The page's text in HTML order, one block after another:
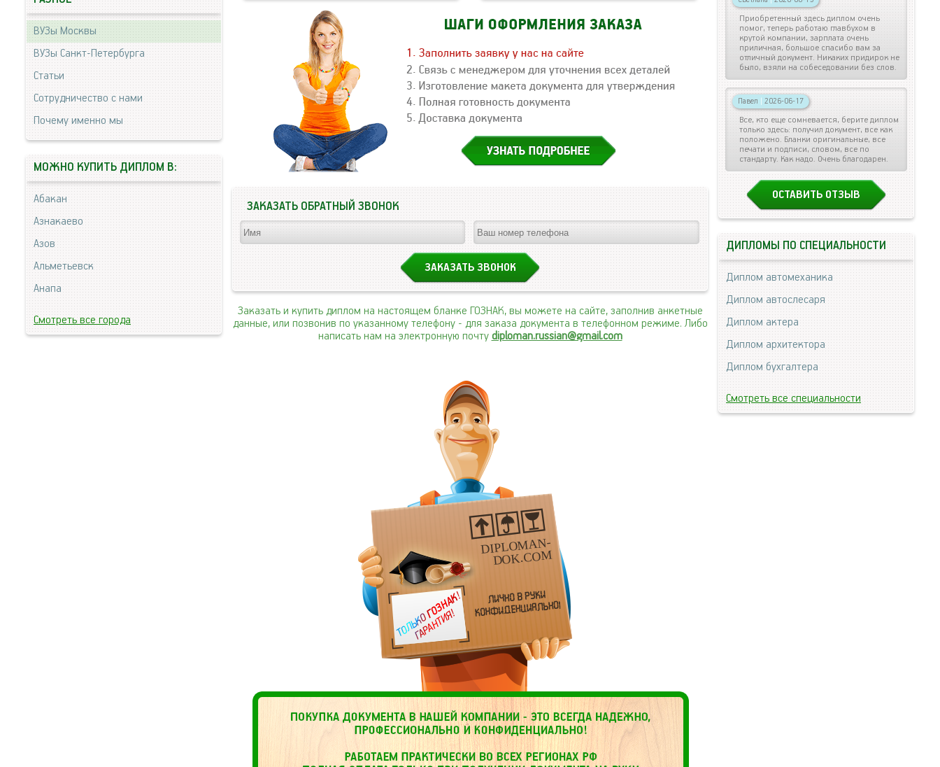
ЗАКАЗАТЬ ОБРАТНЫЙ ЗВОНОК
Заказать и купить диплом на настоящем бланке ГОЗНАК, вы можете на сайте, заполнив анкетные
данные, или позвонив по указанному телефону - для заказа документа в телефонном режиме. Либо
написать нам на электронную почту diploman.russian@gmail.com
DIPLOMAN-
DOK.COM
ВУЗы Москвы
ВУЗы Санкт-Петербурга
Статьи
Сотрудничество с нами
Почему именно мы
МОЖНО КУПИТЬ ДИПЛОМ В:
Абакан
Азнакаево
Азов
Альметьевск
Анапа
Смотреть все города
Приобретенный здесь диплом очень
помог, теперь работаю главбухом в
крутой компании, зарплата очень
приличная, большое спасибо вам за
отличный документ. Никаких придирок не
было, взяли на собеседовании без слов.
Павел | 2026-06-17
Все, кто еще сомневается, берите диплом
только здесь: получил документ, все как
положено. Бланки оригинальные, все
печати и подписи, словом, все по
стандарту. Как надо. Очень благодарен.
ОСТАВИТЬ ОТЗЫВ
ДИПЛОМЫ ПО СПЕЦИАЛЬНОСТИ
Диплом автомеханика
Диплом автослесаря
Диплом актера
Диплом архитектора
Диплом бухгалтера
Смотреть все специальности